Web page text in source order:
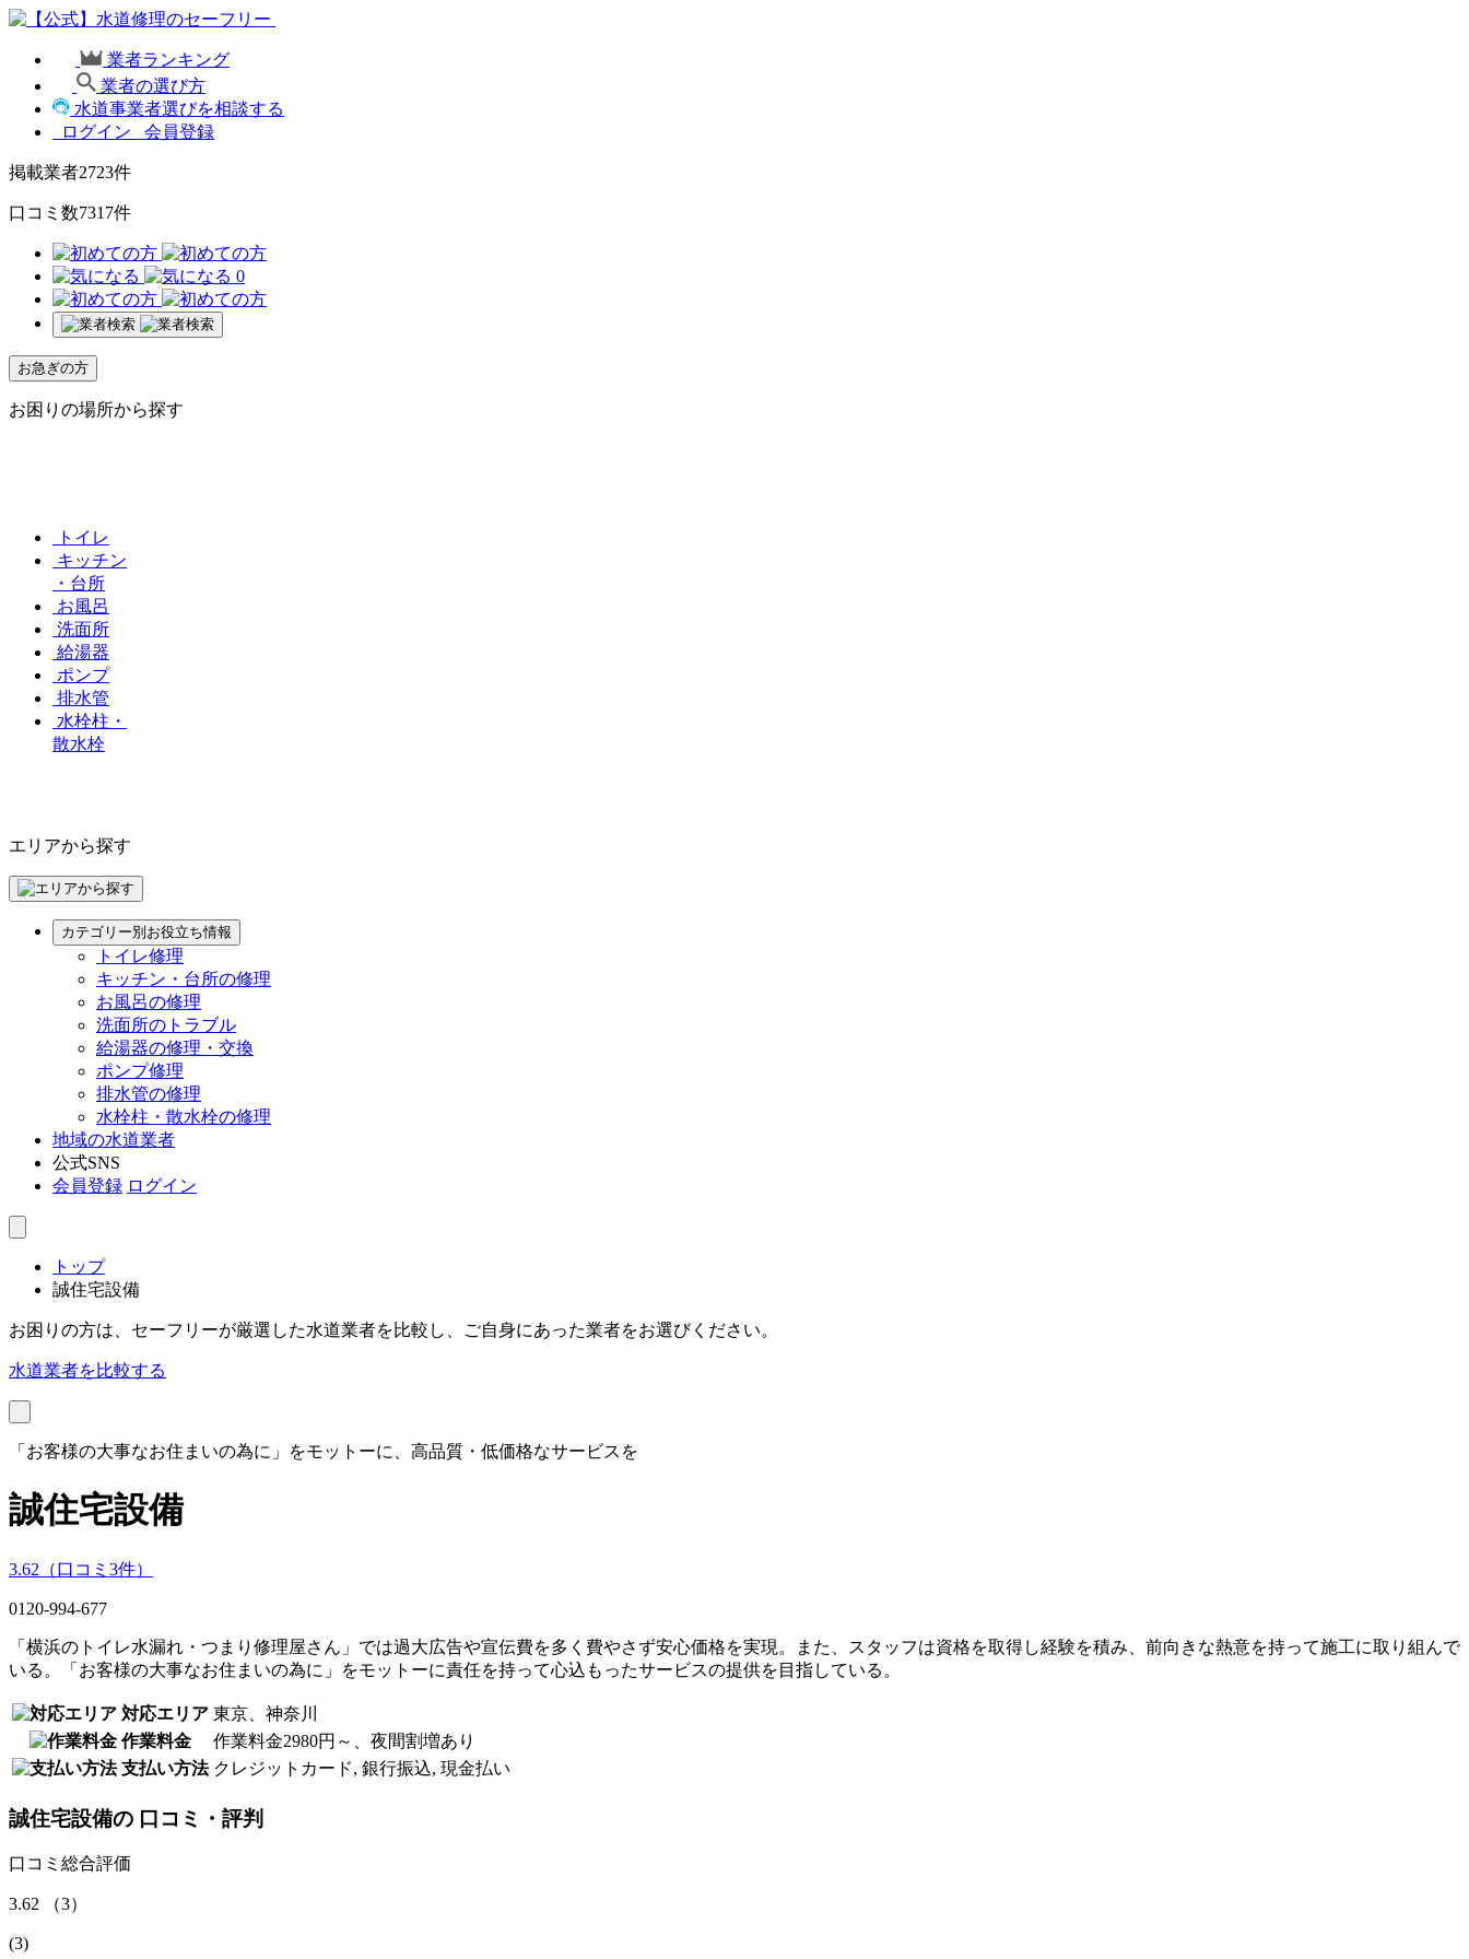
業者ランキング
業者の選び方
水道事業者選びを相談する
ログイン
会員登録
掲載業者2723件
口コミ数7317件
0
お急ぎの方
お困りの場所から探す
トイレ
キッチン
・台所
お風呂
洗面所
給湯器
ポンプ
排水管
水栓柱・
散水栓
エリアから探す
カテゴリー別お役立ち情報
トイレ修理
キッチン・台所の修理
お風呂の修理
洗面所のトラブル
給湯器の修理・交換
ポンプ修理
排水管の修理
水栓柱・散水栓の修理
地域の水道業者
公式SNS
会員登録 ログイン
トップ
誠住宅設備
お困りの方は、セーフリーが厳選した水道業者を比較し、ご自身にあった業者をお選びください。
水道業者を比較する
「お客様の大事なお住まいの為に」をモットーに、高品質・低価格なサービスを
誠住宅設備
3.62 （口コミ 3件）
0120-994-677
「横浜のトイレ水漏れ・つまり修理屋さん」では過大広告や宣伝費を多く費やさず安心価格を実現。また、スタッフは資格を取得し経験を積み、前向きな熱意を持って施工に取り組んで
いる。「お客様の大事なお住まいの為に」をモットーに責任を持って心込もったサービスの提供を目指している。
対応エリア 東京、神奈川
作業料金
作業料金2980円～、夜間割増あり
支払い方法 クレジットカード, 銀行振込, 現金払い
誠住宅設備の 口コミ・評判
口コミ総合評価
3.62 （3）
(3)